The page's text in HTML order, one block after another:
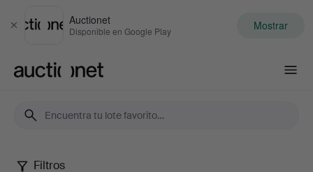
Cerrar
Auctionet
Disponible en Google Play Mostrar
Filtros